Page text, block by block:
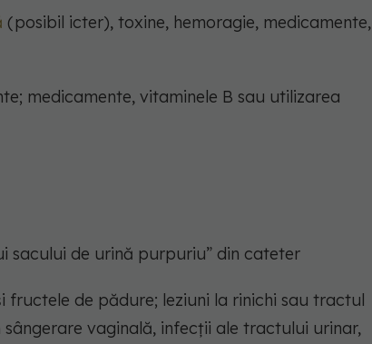
(posibil icter), toxine, hemoragie, medicamente,
medicamente, vitaminele B sau utilizarea
sacului de urină purpuriu” din cateter
fructele de pădure; leziuni la rinichi sau tractul
vaginală, infecții ale tractului urinar,